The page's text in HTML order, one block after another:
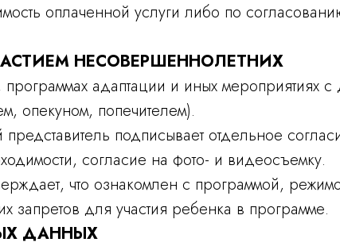
оплаченной услуги либо по
НЕСОВЕРШЕННОЛЕТНИХ
программах адаптации и иных мероприятиях
опекуном, попечителем).
подписывает отдельное
согласие на фото- и видеосъемку.
что ознакомлен с программой,
запретов для участия ребенка в программе.
ДАННЫХ